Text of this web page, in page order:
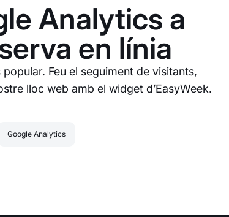
Analytics a
en línia
popular. Feu el seguiment de visitants,
lloc web amb el widget d’EasyWeek.
Google Analytics